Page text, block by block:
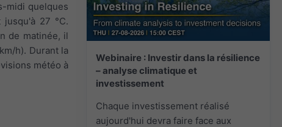
Webinaire : Investir dans la résilience
– analyse climatique et
investissement
Chaque investissement réalisé
aujourd'hui devra faire face aux
midi quelques
27 °C.
de matinée, il
h). Durant la
météo à